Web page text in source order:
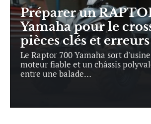
Préparer un
Yamaha pour le
pièces clés et
Le Raptor 700 Yamaha sort
moteur fiable et un châssis
entre une balade…